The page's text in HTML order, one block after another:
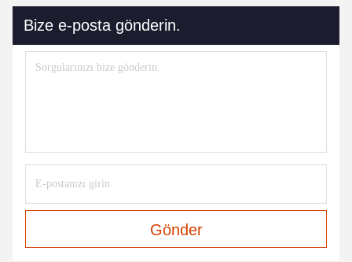
Bize e-posta gönderin.
Gönder